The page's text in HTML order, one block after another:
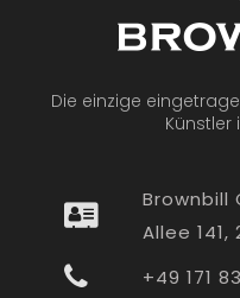
Die einzige
Künstler
Brownbill
Allee
+49 171